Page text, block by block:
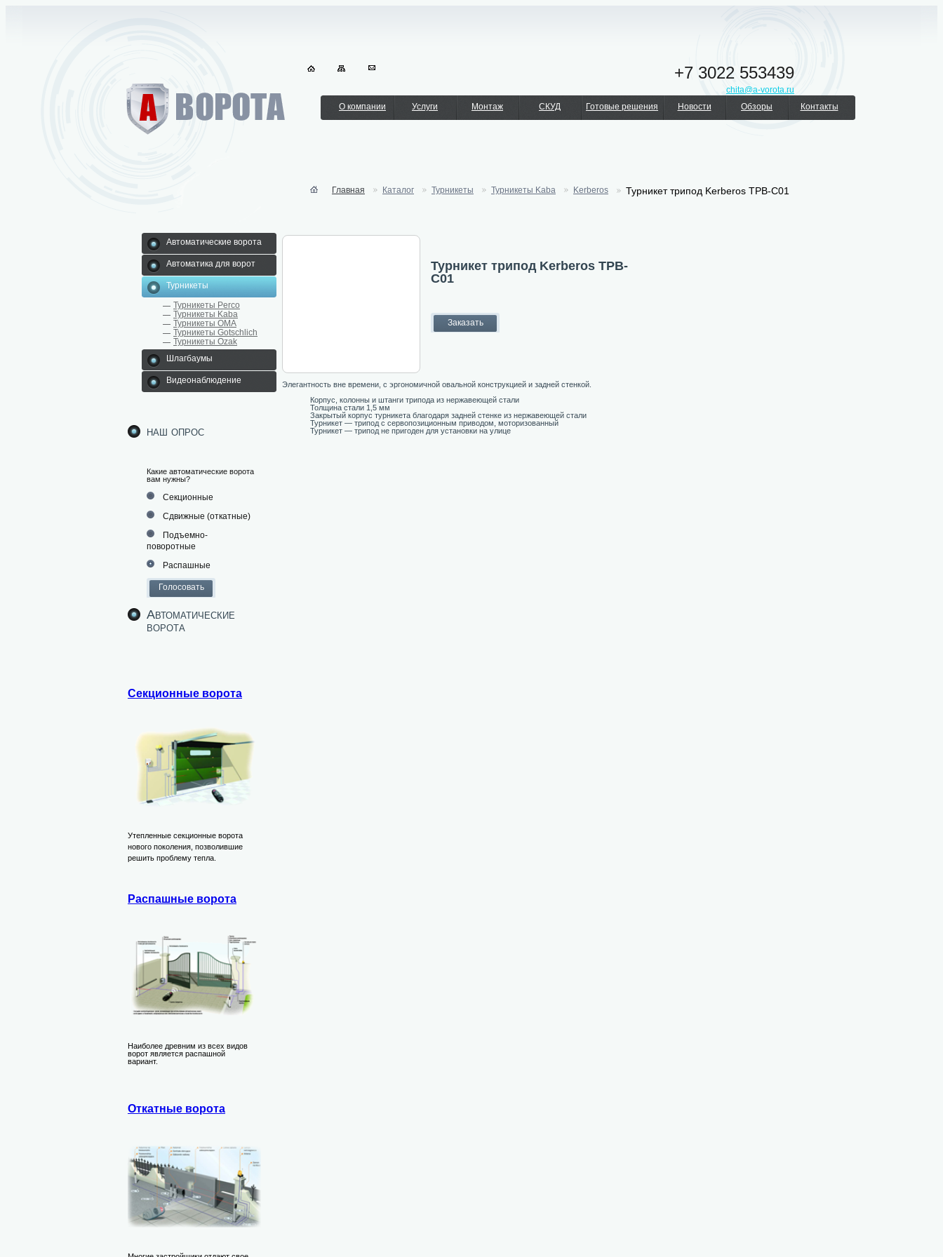
+7 3022 553439
chita@a-vorota.ru
О компании
Услуги Монтаж СКУД Готовые решения Новости Обзоры Контакты
Автоматические ворота
Автоматика для ворот
Турникеты
Турникеты Perco
Турникеты Kaba
Турникеты ОМА
Турникеты Gotschlich
Турникеты Ozak
Шлагбаумы
Видеонаблюдение
наш опрос
Какие автоматические ворота
вам нужны?
Секционные
Сдвижные (откатные)
Подъемно-
поворотные
Распашные
Автоматические
ворота
Секционные ворота
Утепленные секционные ворота
нового поколения, позволившие
решить проблему тепла.
Распашные ворота
Наиболее древним из всех видов
ворот является распашной
вариант.
Откатные ворота
Главная Каталог Турникеты Турникеты Kaba Kerberos Турникет трипод Kerberos TPB-C01
Турникет трипод Kerberos TPB-
C01
Элегантность вне времени, с эргономичной овальной конструкцией и задней стенкой.
Корпус, колонны и штанги трипода из нержавеющей стали
Толщина стали 1,5 мм
Закрытый корпус турникета благодаря задней стенке из нержавеющей стали
Турникет — трипод с сервопозиционным приводом, моторизованный
Турникет — трипод не пригоден для установки на улице